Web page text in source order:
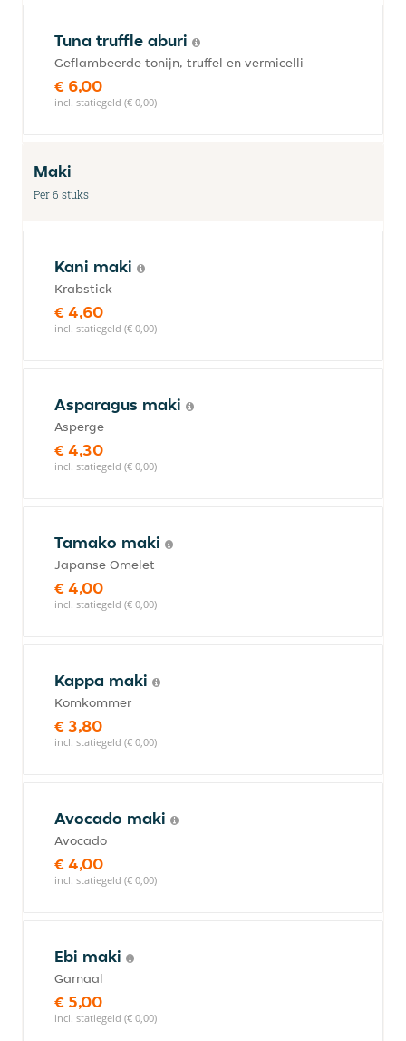
Tuna truffle aburi
Geflambeerde tonijn, truffel en vermicelli
€ 6,00
incl. statiegeld (€ 0,00)
Maki
Per 6 stuks
Kani maki
Krabstick
€ 4,60
incl. statiegeld (€ 0,00)
Asparagus maki
Asperge
€ 4,30
incl. statiegeld (€ 0,00)
Tamako maki
Japanse Omelet
€ 4,00
incl. statiegeld (€ 0,00)
Kappa maki
Komkommer
€ 3,80
incl. statiegeld (€ 0,00)
Avocado maki
Avocado
€ 4,00
incl. statiegeld (€ 0,00)
Ebi maki
Garnaal
€ 5,00
incl. statiegeld (€ 0,00)